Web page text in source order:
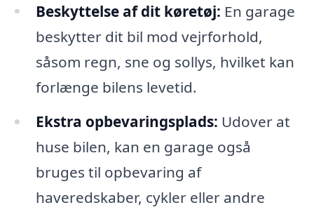
Beskyttelse af dit køretøj: En garage
beskytter dit bil mod vejrforhold,
såsom regn, sne og sollys, hvilket kan
forlænge bilens levetid.
Ekstra opbevaringsplads: Udover at
huse bilen, kan en garage også
bruges til opbevaring af
haveredskaber, cykler eller andre